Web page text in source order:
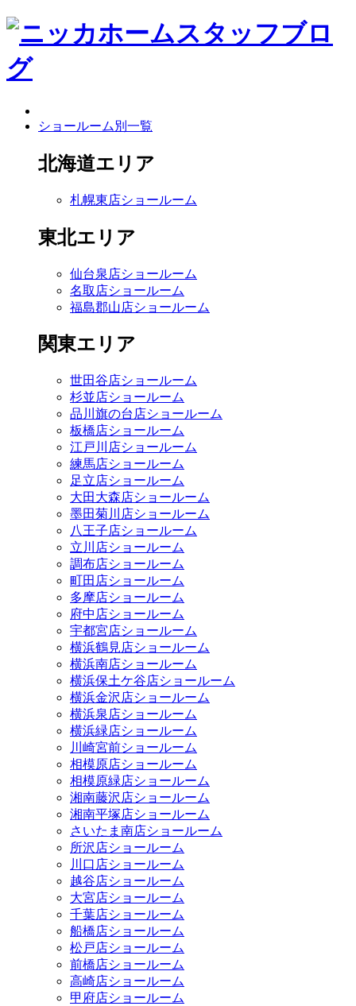
ショールーム別一覧
北海道エリア
札幌東店ショールーム
東北エリア
仙台泉店ショールーム
名取店ショールーム
福島郡山店ショールーム
関東エリア
世田谷店ショールーム
杉並店ショールーム
品川旗の台店ショールーム
板橋店ショールーム
江戸川店ショールーム
練馬店ショールーム
足立店ショールーム
大田大森店ショールーム
墨田菊川店ショールーム
八王子店ショールーム
立川店ショールーム
調布店ショールーム
町田店ショールーム
多摩店ショールーム
府中店ショールーム
宇都宮店ショールーム
横浜鶴見店ショールーム
横浜南店ショールーム
横浜保土ケ谷店ショールーム
横浜金沢店ショールーム
横浜泉店ショールーム
横浜緑店ショールーム
川崎宮前ショールーム
相模原店ショールーム
相模原緑店ショールーム
湘南藤沢店ショールーム
湘南平塚店ショールーム
さいたま南店ショールーム
所沢店ショールーム
川口店ショールーム
越谷店ショールーム
大宮店ショールーム
千葉店ショールーム
船橋店ショールーム
松戸店ショールーム
前橋店ショールーム
高崎店ショールーム
甲府店ショールーム